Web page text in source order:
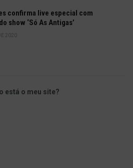
confirma live especial com
show ‘Só As Antigas’
2020
está o meu site?